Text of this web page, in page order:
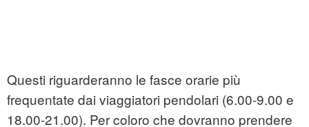
Questi riguarderanno le fasce orarie più
frequentate dai viaggiatori pendolari (6.00-9.00 e
18.00-21.00). Per coloro che dovranno prendere